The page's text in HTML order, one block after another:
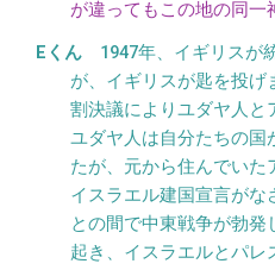
が違ってもこの地の同一
1947年、イギリスが
が、イギリスが匙を投げ
割決議によりユダヤ人と
ユダヤ人は自分たちの国
たが、元から住んでいた
イスラエル建国宣言がな
との間で中東戦争が勃
起き、イスラエルとパレ